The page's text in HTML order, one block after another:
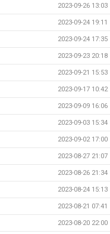
2023-09-26 13:03
2023-09-24 19:11
2023-09-24 17:35
2023-09-23 20:18
2023-09-21 15:53
2023-09-17 10:42
2023-09-09 16:06
2023-09-03 15:34
2023-09-02 17:00
2023-08-27 21:07
2023-08-26 21:34
2023-08-24 15:13
2023-08-21 07:41
2023-08-20 22:00